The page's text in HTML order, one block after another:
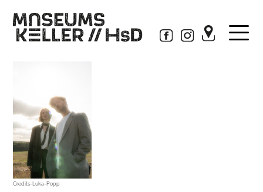
Credits-Luka-Popp